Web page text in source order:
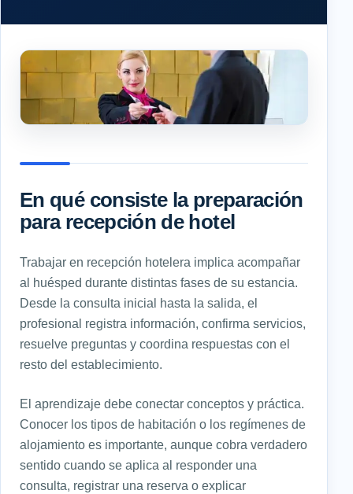
En qué consiste la preparación
para recepción de hotel
Trabajar en recepción hotelera implica acompañar
al huésped durante distintas fases de su estancia.
Desde la consulta inicial hasta la salida, el
profesional registra información, confirma servicios,
resuelve preguntas y coordina respuestas con el
resto del establecimiento.
El aprendizaje debe conectar conceptos y práctica.
Conocer los tipos de habitación o los regímenes de
alojamiento es importante, aunque cobra verdadero
sentido cuando se aplica al responder una
consulta, registrar una reserva o explicar